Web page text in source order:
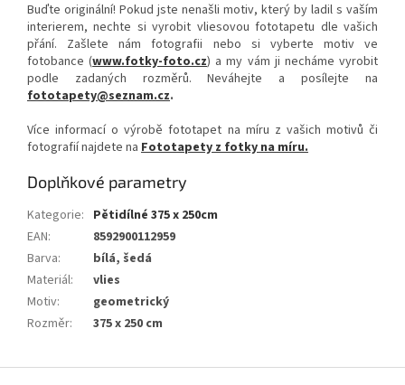
Buďte originální! Pokud jste nenašli motiv, který by ladil s vaším
interierem, nechte si vyrobit vliesovou fototapetu dle vašich
přání. Zašlete nám fotografii nebo si vyberte motiv ve
fotobance (www.fotky-foto.cz) a my vám ji necháme vyrobit
podle zadaných rozměrů. Neváhejte a posílejte na
fototapety@seznam.cz.
Více informací o výrobě fototapet na míru z vašich motivů či
fotografií najdete na Fototapety z fotky na míru.
Doplňkové parametry
Kategorie: Pětidílné 375 x 250cm
EAN:
8592900112959
Barva:
bílá, šedá
Materiál:
vlies
Motiv:
geometrický
Rozměr: 375 x 250 cm